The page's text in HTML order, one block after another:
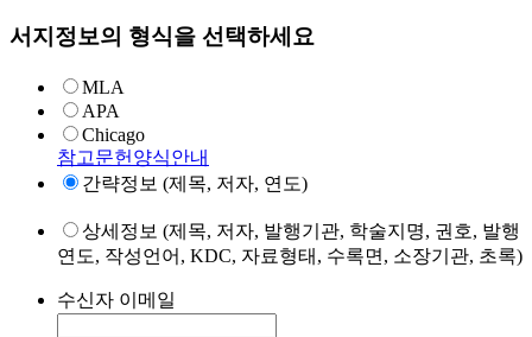
서지정보의 형식을 선택하세요
MLA
APA
Chicago
참고문헌양식안내
간략정보 (제목, 저자, 연도)
상세정보 (제목, 저자, 발행기관, 학술지명, 권호, 발행
연도, 작성언어, KDC, 자료형태, 수록면, 소장기관, 초록)
수신자 이메일